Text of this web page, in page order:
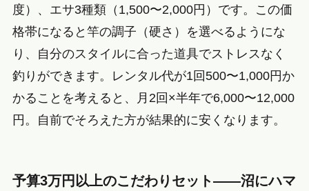
度）、エサ3種類（1,500〜2,000円）です。この価
格帯になると竿の調子（硬さ）を選べるようにな
り、自分のスタイルに合った道具でストレスなく
釣りができます。レンタル代が1回500〜1,000円か
かることを考えると、月2回×半年で6,000〜12,000
円。自前でそろえた方が結果的に安くなります。
予算3万円以上のこだわりセット——沼にハマ